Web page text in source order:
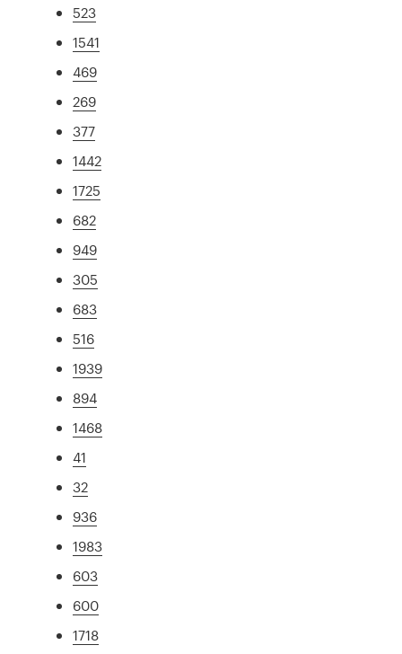
523
1541
469
269
377
1442
1725
682
949
305
683
516
1939
894
1468
41
32
936
1983
603
600
1718